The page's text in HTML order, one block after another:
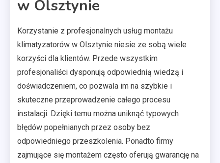
w Olsztynie
Korzystanie z profesjonalnych usług montażu
klimatyzatorów w Olsztynie niesie ze sobą wiele
korzyści dla klientów. Przede wszystkim
profesjonaliści dysponują odpowiednią wiedzą i
doświadczeniem, co pozwala im na szybkie i
skuteczne przeprowadzenie całego procesu
instalacji. Dzięki temu można uniknąć typowych
błędów popełnianych przez osoby bez
odpowiedniego przeszkolenia. Ponadto firmy
zajmujące się montażem często oferują gwarancję na